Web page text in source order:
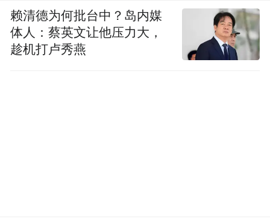
赖清德为何批台中？岛内媒
体人：蔡英文让他压力大，
趁机打卢秀燕